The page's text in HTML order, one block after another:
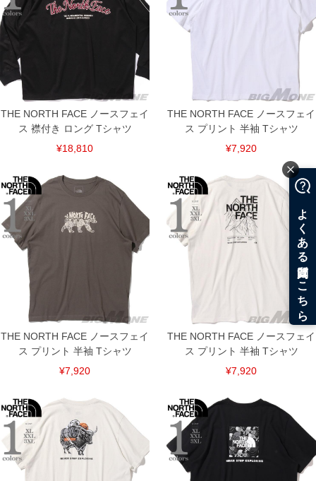
COLOR VARIATION
DETAIL
THE NORTH FACE ノースフェイ
ス 襟付き ロング Tシャツ
¥18,810
THE NORTH FACE ノースフェイ
ス プリント 半袖 Tシャツ
¥7,920
THE NORTH FACE ノースフェイ
ス プリント 半袖 Tシャツ
¥7,920
THE NORTH FACE ノースフェイ
ス プリント 半袖 Tシャツ
¥7,920